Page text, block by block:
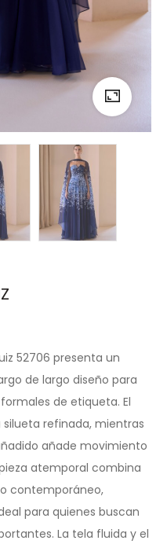
52706 presenta un
de largo diseño para
de etiqueta. El
refinada, mientras
añade movimiento
atemporal combina
contemporáneo,
para quienes buscan
La tela fluida y el